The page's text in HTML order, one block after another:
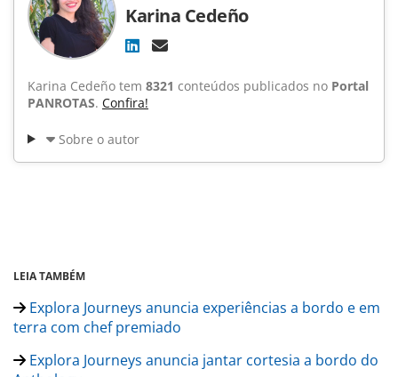
Karina Cedeño
Karina Cedeño tem 8321 conteúdos publicados no Portal
PANROTAS. Confira!
Sobre o autor
LEIA TAMBÉM
Explora Journeys anuncia experiências a bordo e em
terra com chef premiado
Explora Journeys anuncia jantar cortesia a bordo do